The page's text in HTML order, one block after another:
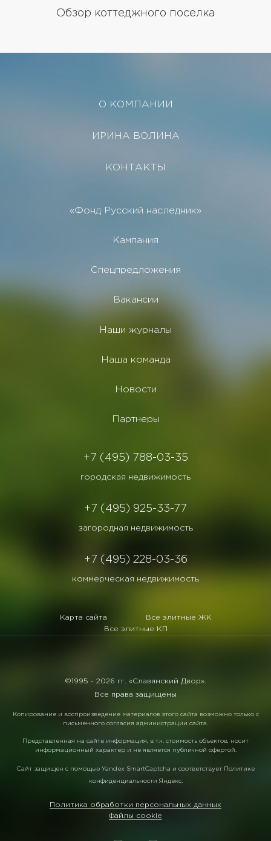
Обзор коттеджного поселка
О КОМПАНИИ
ИРИНА ВОЛИНА
КОНТАКТЫ
«Фонд Русский наследник»
Кампания
Спецпредложения
Вакансии
Наши журналы
Наша команда
Новости
Партнеры
+7 (495) 788-03-35
городская недвижимость
+7 (495) 925-33-77
загородная недвижимость
+7 (495) 228-03-36
коммерческая недвижимость
Карта сайта
Все элитные ЖК
Все элитные КП
©1995 - 2026 гг. «Славянский Двор».
Все права защищены
Копирование и воспроизведение материалов этого сайта возможно только с
письменного согласия администрации сайта.
Представленная на сайте информация, в т.ч. стоимость объектов, носит
информационный характер и не является публичной офертой.
Сайт защищен с помощью Yandex SmartCaptcha и соответствует Политике
конфиденциальности Яндекс.
Политика обработки персональных данных
Файлы cookie